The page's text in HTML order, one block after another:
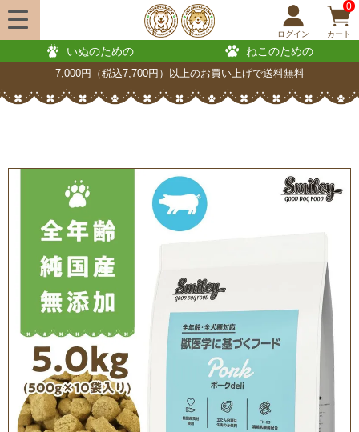
ログイン
0
カート
いぬのための ねこのための
7,000円（税込7,700円）以上のお買い上げで送料無料